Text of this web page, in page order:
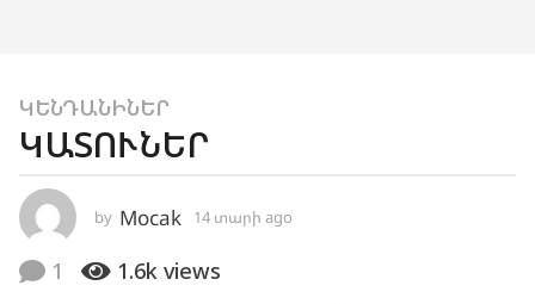
1
4
ա
ր
ի
ԿԵՆԴԱՆԻՆԵՐ
ԿԱՏՈՒՆԵՐ
by Mocak 14 տարի ago
1 1.6k views